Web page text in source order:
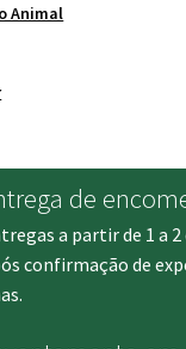
Animal
de
a partir de 1 a 2
confirmação de